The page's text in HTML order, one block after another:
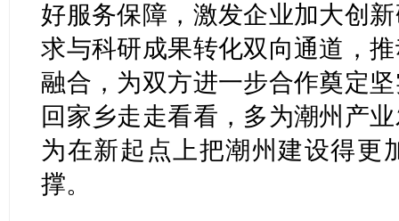
好服务保障，激发企业加大创
求与科研成果转化双向通道，
融合，为双方进一步合作奠定
回家乡走走看看，多为潮州产
为在新起点上把潮州建设得更
撑。